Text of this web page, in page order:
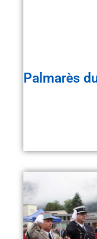
Palmarès